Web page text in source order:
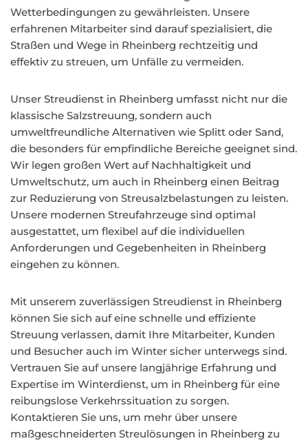
Wetterbedingungen zu gewährleisten. Unsere
erfahrenen Mitarbeiter sind darauf spezialisiert, die
Straßen und Wege in Rheinberg rechtzeitig und
effektiv zu streuen, um Unfälle zu vermeiden.
Unser Streudienst in Rheinberg umfasst nicht nur die
klassische Salzstreuung, sondern auch
umweltfreundliche Alternativen wie Splitt oder Sand,
die besonders für empfindliche Bereiche geeignet sind.
Wir legen großen Wert auf Nachhaltigkeit und
Umweltschutz, um auch in Rheinberg einen Beitrag
zur Reduzierung von Streusalzbelastungen zu leisten.
Unsere modernen Streufahrzeuge sind optimal
ausgestattet, um flexibel auf die individuellen
Anforderungen und Gegebenheiten in Rheinberg
eingehen zu können.
Mit unserem zuverlässigen Streudienst in Rheinberg
können Sie sich auf eine schnelle und effiziente
Streuung verlassen, damit Ihre Mitarbeiter, Kunden
und Besucher auch im Winter sicher unterwegs sind.
Vertrauen Sie auf unsere langjährige Erfahrung und
Expertise im Winterdienst, um in Rheinberg für eine
reibungslose Verkehrssituation zu sorgen.
Kontaktieren Sie uns, um mehr über unsere
maßgeschneiderten Streulösungen in Rheinberg zu